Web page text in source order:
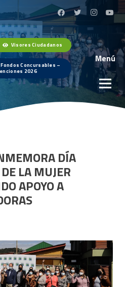
Visores Ciudadanos
Concursables –
2026
Menú
DÍA
LA MUJER
APOYO A